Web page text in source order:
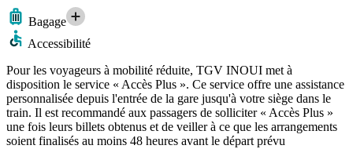
Bagage
Accessibilité
Pour les voyageurs à mobilité réduite, TGV INOUI met à
disposition le service « Accès Plus ». Ce service offre une assistance
personnalisée depuis l'entrée de la gare jusqu'à votre siège dans le
train. Il est recommandé aux passagers de solliciter « Accès Plus »
une fois leurs billets obtenus et de veiller à ce que les arrangements
soient finalisés au moins 48 heures avant le départ prévu